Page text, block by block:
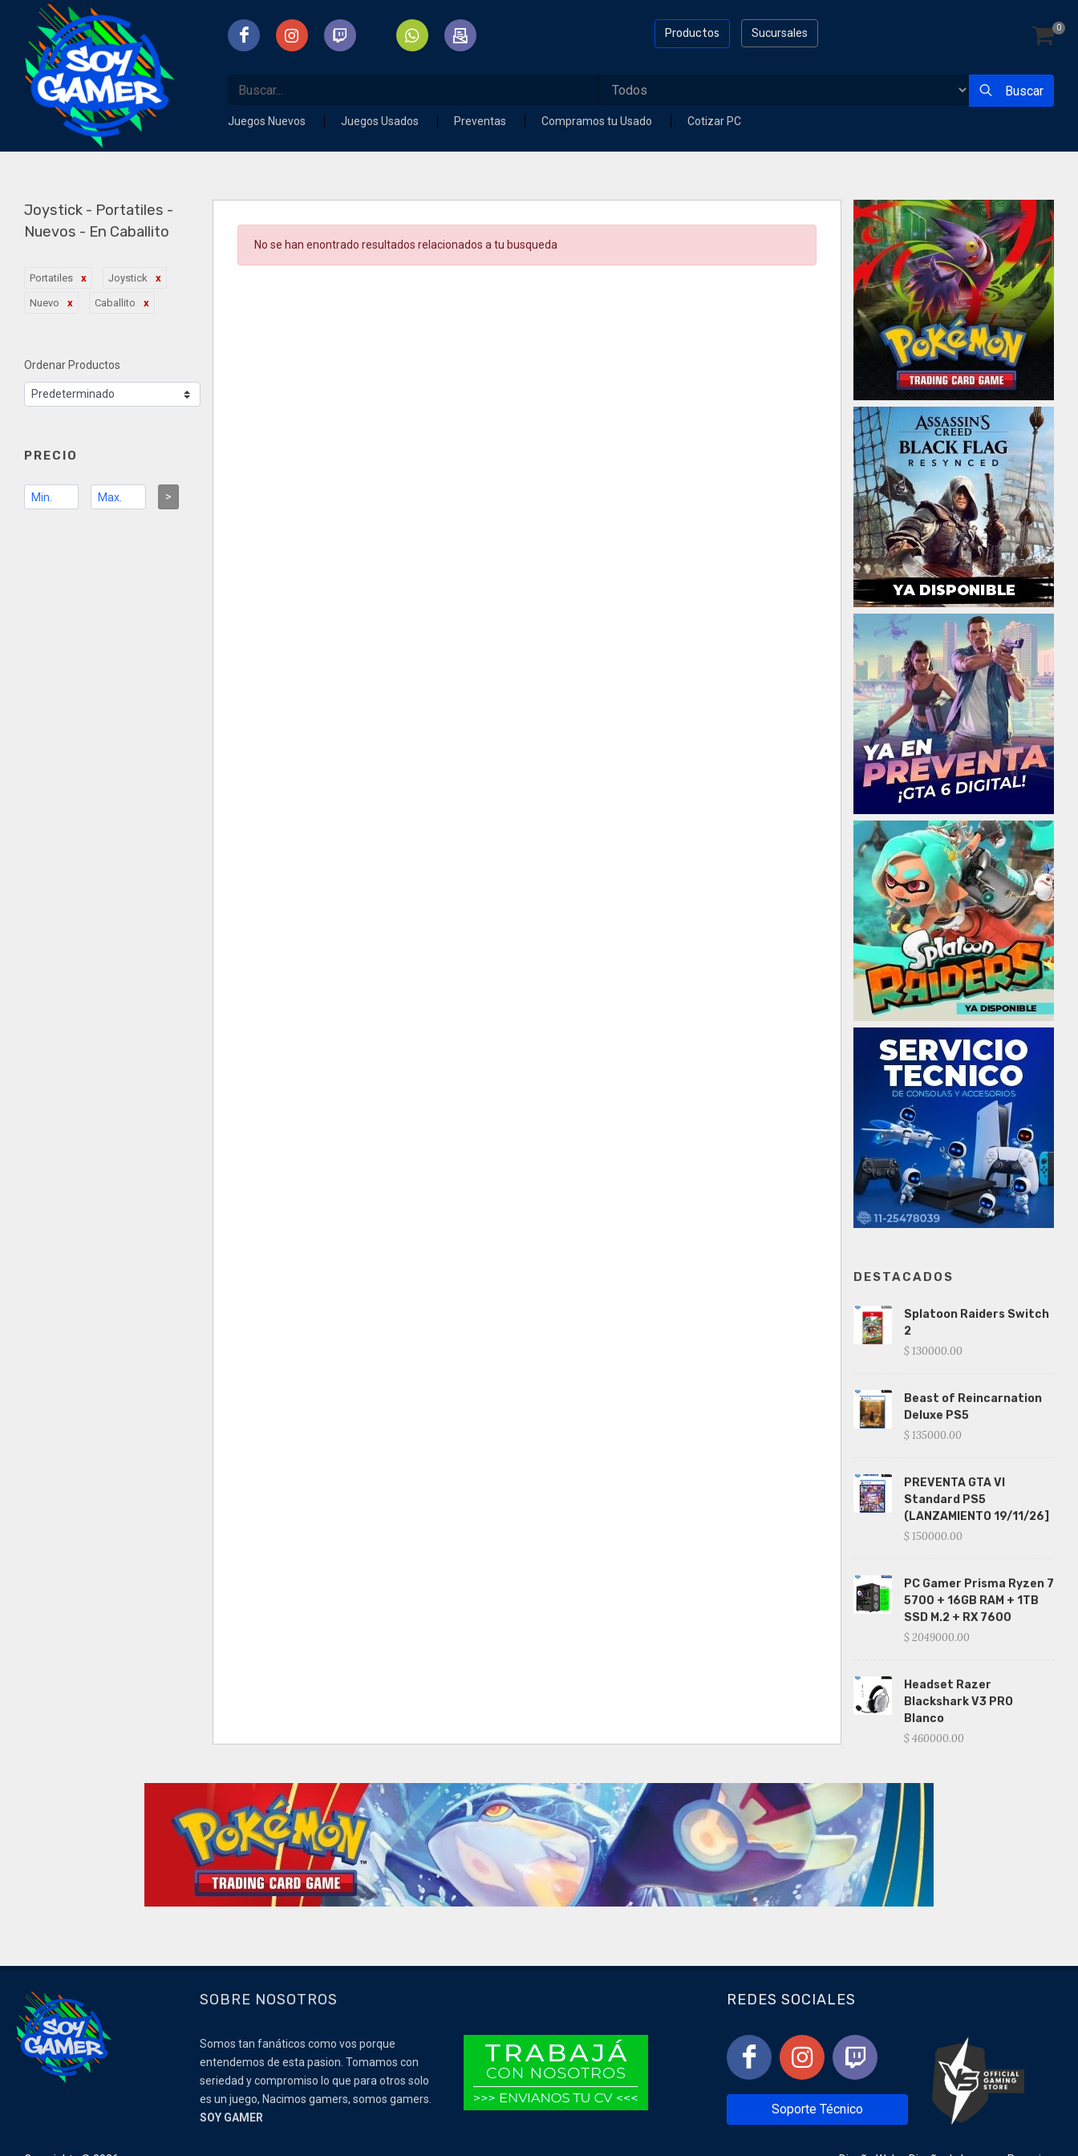
Sucursales
Productos 0
Buscar
Juegos Nuevos Juegos Usados Preventas Compramos tu Usado Cotizar PC
Joystick - Portatiles -
Nuevos - En Caballito
Portatiles Joystick
Nuevo Caballito
Ordenar Productos
PRECIO
>
No se han enontrado resultados relacionados a tu busqueda
DESTACADOS
Splatoon Raiders Switch
2
$ 130000.00
Beast of Reincarnation
Deluxe PS5
$ 135000.00
PREVENTA GTA VI
Standard PS5
(LANZAMIENTO 19/11/26]
$ 150000.00
PC Gamer Prisma Ryzen 7
5700 + 16GB RAM + 1TB
SSD M.2 + RX 7600
$ 2049000.00
Headset Razer
Blackshark V3 PRO
Blanco
$ 460000.00
SOBRE NOSOTROS
Somos tan fanáticos como vos porque
entendemos de esta pasion. Tomamos con
seriedad y compromiso lo que para otros solo
es un juego, Nacimos gamers, somos gamers.
SOY GAMER
REDES SOCIALES
Soporte Técnico